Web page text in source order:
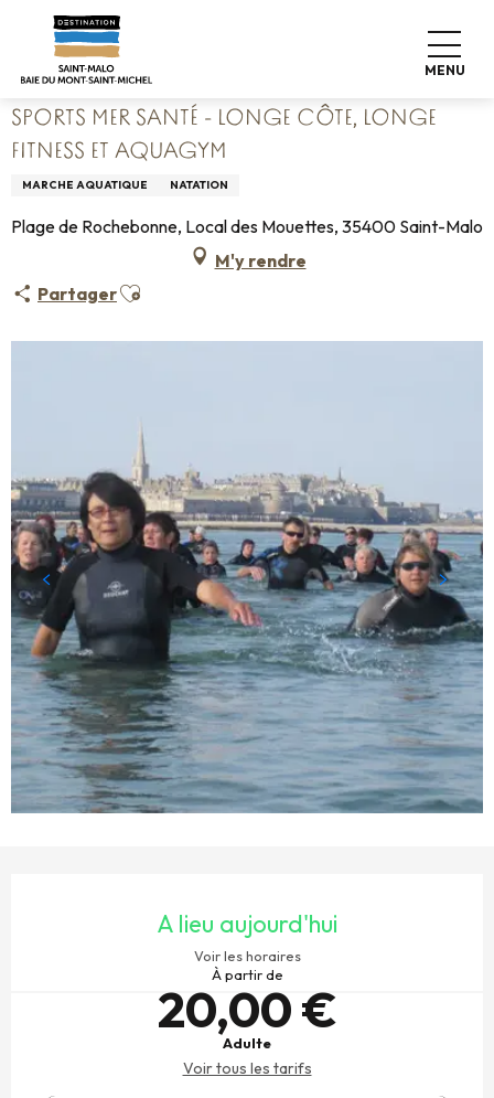
contenu
MENU
Accueil
Sports Mer Santé - Longe Côte, Longe Fitness et Aquagym
SPORTS MER SANTÉ - LONGE CÔTE, LONGE
FITNESS ET AQUAGYM
MARCHE AQUATIQUE NATATION
Plage de Rochebonne, Local des Mouettes, 35400 Saint-Malo
M'y rendre
PartagerAjouter aux favoris
A lieu aujourd'hui
Voir les horaires
À partir de
20,00 €
Adulte
Voir tous les tarifs